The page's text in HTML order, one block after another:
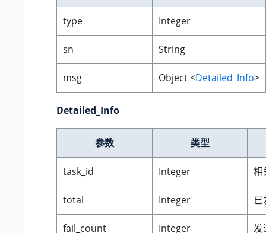
type Integer
sn String
msg Object <Detailed_Info>
Detailed_Info
参数 类型
task_id Integer 相
total Integer 已
fail_count Integer 发